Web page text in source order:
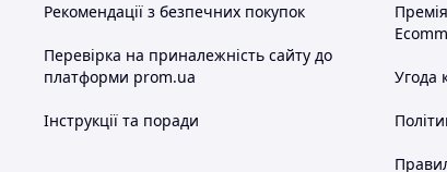
Рекомендації з безпечних покупок
Перевірка на приналежність сайту до
платформи prom.ua
Інструкції та поради
Угода